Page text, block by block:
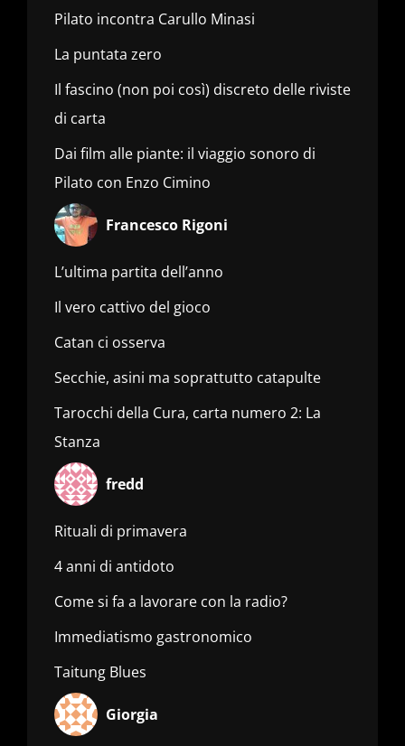
Pilato incontra Carullo Minasi
La puntata zero
Il fascino (non poi così) discreto delle riviste
di carta
Dai film alle piante: il viaggio sonoro di
Pilato con Enzo Cimino
Francesco Rigoni
L’ultima partita dell’anno
Il vero cattivo del gioco
Catan ci osserva
Secchie, asini ma soprattutto catapulte
Tarocchi della Cura, carta numero 2: La
Stanza
fredd
Rituali di primavera
4 anni di antidoto
Come si fa a lavorare con la radio?
Immediatismo gastronomico
Taitung Blues
Giorgia